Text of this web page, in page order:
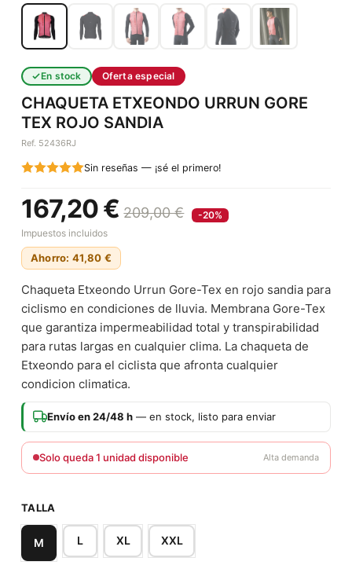
En stock Oferta especial
CHAQUETA ETXEONDO URRUN GORE
TEX ROJO SANDIA
Ref. 52436RJ
Sin reseñas — ¡sé el primero!
167,20 € 209,00 €
-20%
Impuestos incluidos
Ahorro: 41,80 €
Chaqueta Etxeondo Urrun Gore-Tex en rojo sandia para
ciclismo en condiciones de lluvia. Membrana Gore-Tex
que garantiza impermeabilidad total y transpirabilidad
para rutas largas en cualquier clima. La chaqueta de
Etxeondo para el ciclista que afronta cualquier
condicion climatica.
Envío en 24/48 h — en stock, listo para enviar
Solo queda 1 unidad disponible Alta demanda
TALLA
M L XL XXL